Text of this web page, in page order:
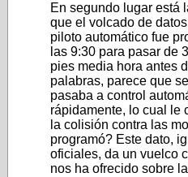
En segundo lugar está
que el volcado de
piloto automático fue
las 9:30 para pasar de
pies media hora antes
palabras, parece que
pasaba a control
rápidamente, lo cual le
la colisión contra las
programó? Este dato,
oficiales, da un vuelco
nos ha ofrecido sobre